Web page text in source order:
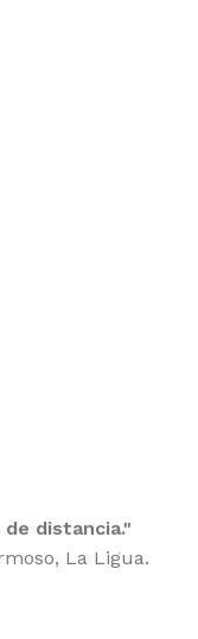
distancia."
La Ligua.